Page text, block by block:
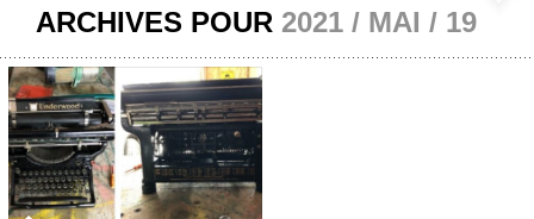
ARCHIVES POUR 2021 / MAI / 19